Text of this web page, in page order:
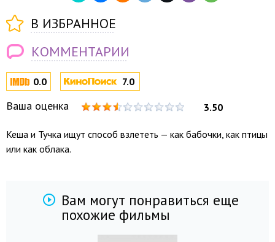
0.0 7.0
Ваша оценка 3.50
Кеша и Тучка ищут способ взлететь — как бабочки, как птицы
или как облака.
В ИЗБРАННОЕ
КОММЕНТАРИИ
Вам могут понравиться еще
похожие фильмы